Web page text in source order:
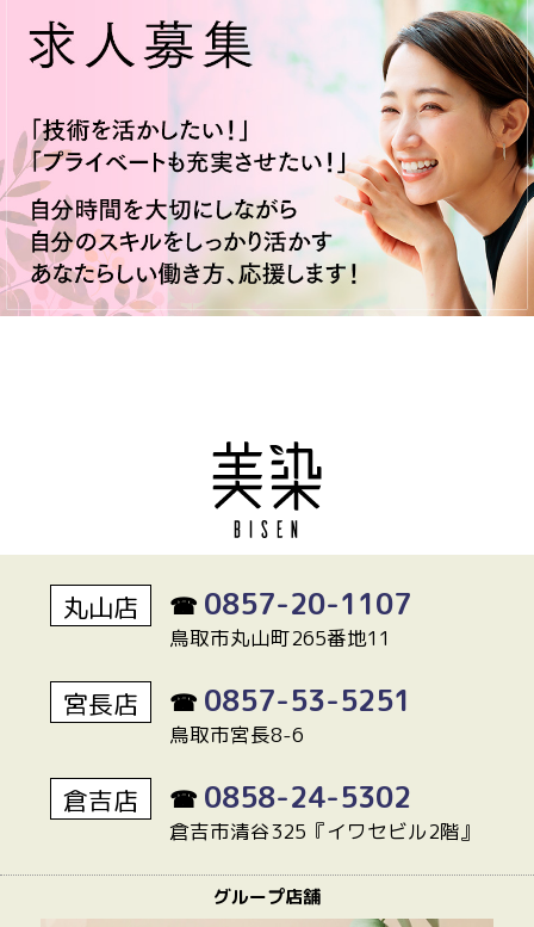
丸山店 ☎ 0857-20-1107
鳥取市丸山町265番地11
宮長店 ☎ 0857-53-5251
鳥取市宮長8-6
倉吉店 ☎ 0858-24-5302
倉吉市清谷325『イワセビル2階』
グループ店舗